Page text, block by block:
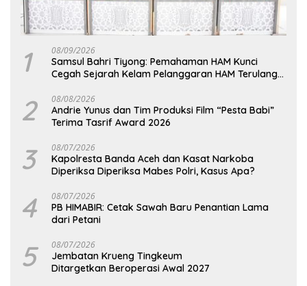
1 08/09/2026
Samsul Bahri Tiyong: Pemahaman HAM Kunci
Cegah Sejarah Kelam Pelanggaran HAM Terulang
2 08/08/2026
Andrie Yunus dan Tim Produksi Film “Pesta Babi”
Terima Tasrif Award 2026
3 08/07/2026
Kapolresta Banda Aceh dan Kasat Narkoba
Diperiksa Diperiksa Mabes Polri, Kasus Apa?
4 08/07/2026
PB HIMABIR: Cetak Sawah Baru Penantian Lama
dari Petani
5 08/07/2026
Jembatan Krueng Tingkeum
Ditargetkan Beroperasi Awal 2027